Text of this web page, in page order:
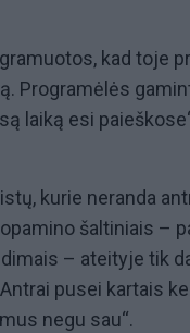
kad toje
Programėlės
laiką esi
kurie neranda
šaltiniais –
– ateityje tik
pusei kartais
negu sau“.